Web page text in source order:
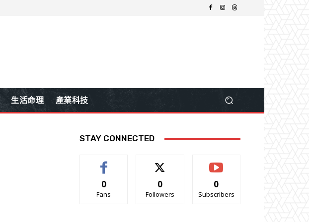
生活命理 產業科技
STAY CONNECTED
0
Fans
0
Followers
0
Subscribers